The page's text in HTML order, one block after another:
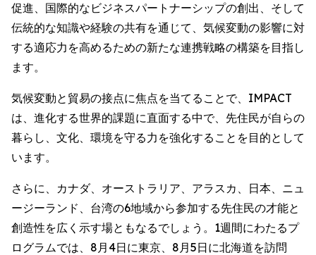
促進、国際的なビジネスパートナーシップの創出、そして
伝統的な知識や経験の共有を通じて、気候変動の影響に対
する適応力を高めるための新たな連携戦略の構築を目指し
ます。
気候変動と貿易の接点に焦点を当てることで、IMPACT
は、進化する世界的課題に直面する中で、先住民が自らの
暮らし、文化、環境を守る力を強化することを目的として
います。
さらに、カナダ、オーストラリア、アラスカ、日本、ニュ
ージーランド、台湾の6地域から参加する先住民の才能と
創造性を広く示す場ともなるでしょう。1週間にわたるプ
ログラムでは、8月4日に東京、8月5日に北海道を訪問